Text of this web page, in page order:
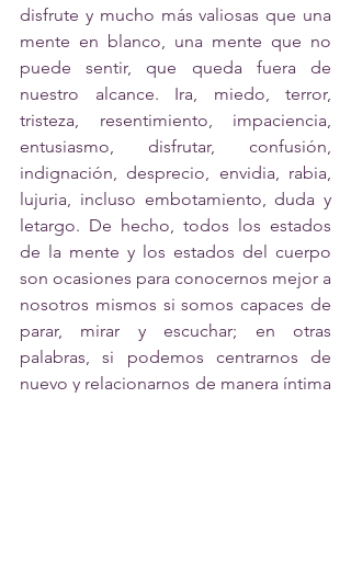
disfrute y mucho más valiosas que una
mente en blanco, una mente que no
puede sentir, que queda fuera de
nuestro alcance. Ira, miedo, terror,
tristeza, resentimiento, impaciencia,
entusiasmo, disfrutar, confusión,
indignación, desprecio, envidia, rabia,
lujuria, incluso embotamiento, duda y
letargo. De hecho, todos los estados
de la mente y los estados del cuerpo
son ocasiones para conocernos mejor a
nosotros mismos si somos capaces de
parar, mirar y escuchar; en otras
palabras, si podemos centrarnos de
nuevo y relacionarnos de manera íntima